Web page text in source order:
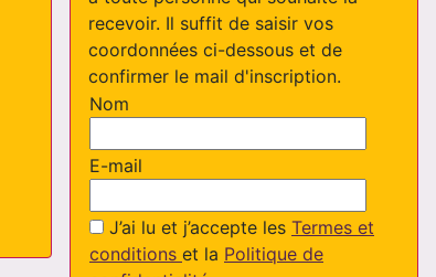
recevoir. Il suffit de saisir vos
coordonnées ci-dessous et de
confirmer le mail d'inscription.
Nom
E-mail
J’ai lu et j’accepte les Termes et
conditions et la Politique de